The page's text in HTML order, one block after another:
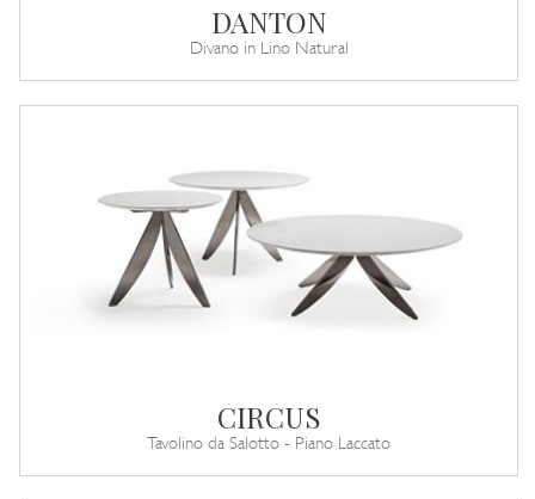
DANTON
Divano in Lino Natural
CIRCUS
Tavolino da Salotto - Piano Laccato